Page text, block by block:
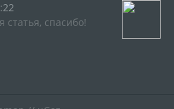
спасибо!